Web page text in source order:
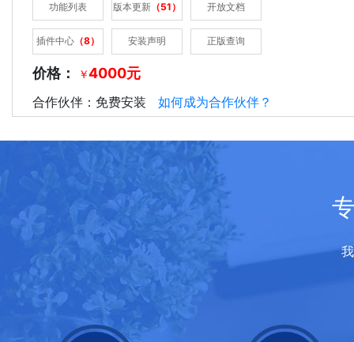
易想会员管理营销系统
使用难度低，方便上手，简单易懂
功能列表 版本更新 （51） 开放文档
插件中心 （8） 安装声明 正版查询
价格： ￥4000元
合作伙伴：免费安装 如何成为合作伙伴？
功能列表 版本更新（51） 开放文档
插件中心 （8） 安装声明
价格： ￥4000元
合作伙伴：免费安装如何成为合作伙伴？
立即购买